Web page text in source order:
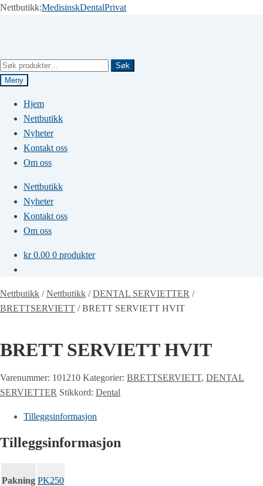
Nettbutikk:MedisinskDentalPrivat
Søk
etter:
Søk
Meny
Hjem
Nettbutikk
Nyheter
Kontakt oss
Om oss
Nettbutikk
Nyheter
Kontakt oss
Om oss
kr0.00 0 produkter
Nettbutikk /Nettbutikk /DENTAL SERVIETTER /
BRETTSERVIETT /BRETT SERVIETT HVIT
BRETT SERVIETT HVIT
Varenummer: 101210 Kategorier: BRETTSERVIETT, DENTAL
SERVIETTER Stikkord: Dental
Tilleggsinformasjon
Tilleggsinformasjon
Pakning PK250